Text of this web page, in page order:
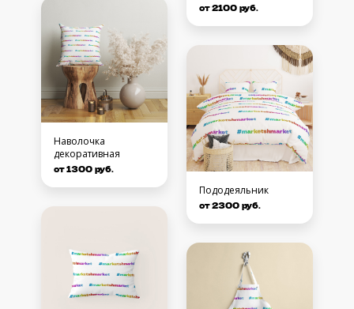
Наволочка
декоративная
от 1300 руб.
от 2100 руб.
Пододеяльник
от 2300 руб.